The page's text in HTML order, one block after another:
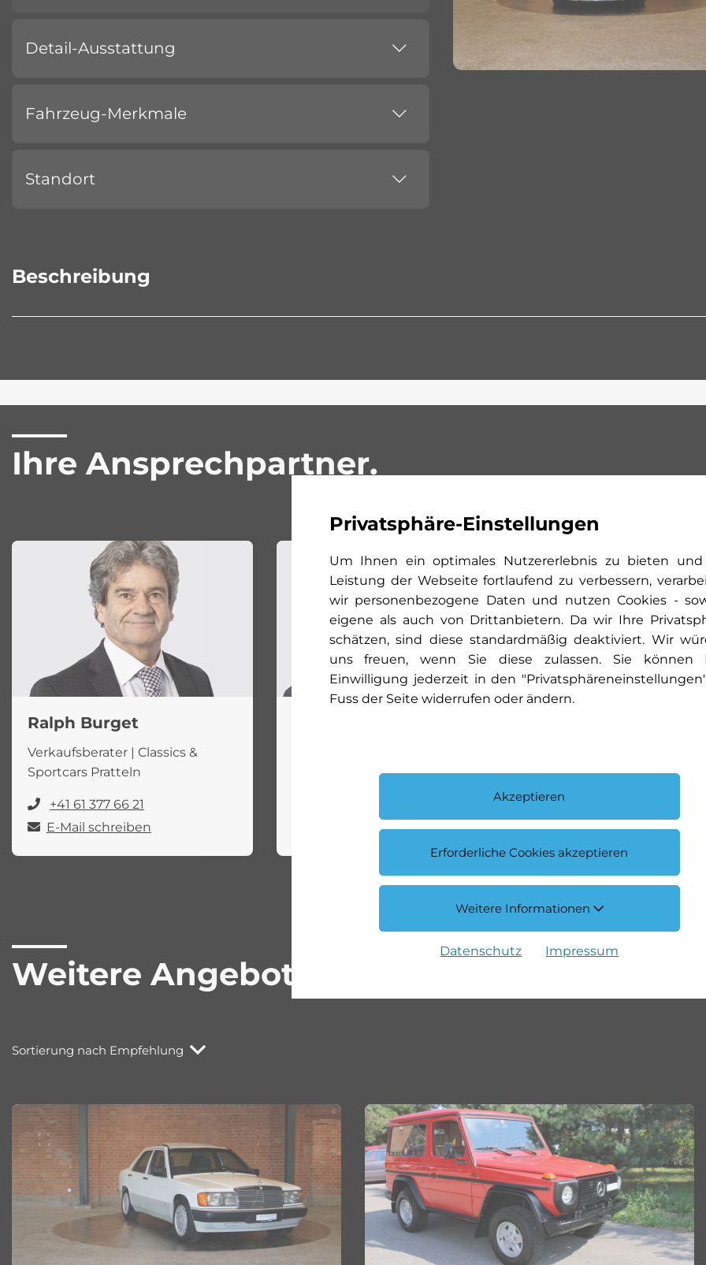
Privatsphäre-Einstellungen
Um Ihnen ein optimales Nutzererlebnis zu bieten
Leistung der Webseite fortlaufend zu verbessern,
wir personenbezogene Daten und nutzen Cookies -
eigene als auch von Drittanbietern. Da wir Ihre
schätzen, sind diese standardmäßig deaktiviert. Wir
uns freuen, wenn Sie diese zulassen. Sie können
Einwilligung jederzeit in den
Fuss der Seite widerrufen oder ändern.
Akzeptieren
Erforderliche Cookies akzeptieren
Weitere Informationen
Datenschutz Impressum
Detail-Ausstattung
Fahrzeug-Merkmale
Standort
Beschreibung
Ihre Ansprechpartner.
Ralph Burget
Verkaufsberater | Classics &
Sportcars Pratteln
+41 61 377 66 21
E-Mail schreiben
E-Mail schreiben
Weitere Angebote
Sortierung nach Empfehlung